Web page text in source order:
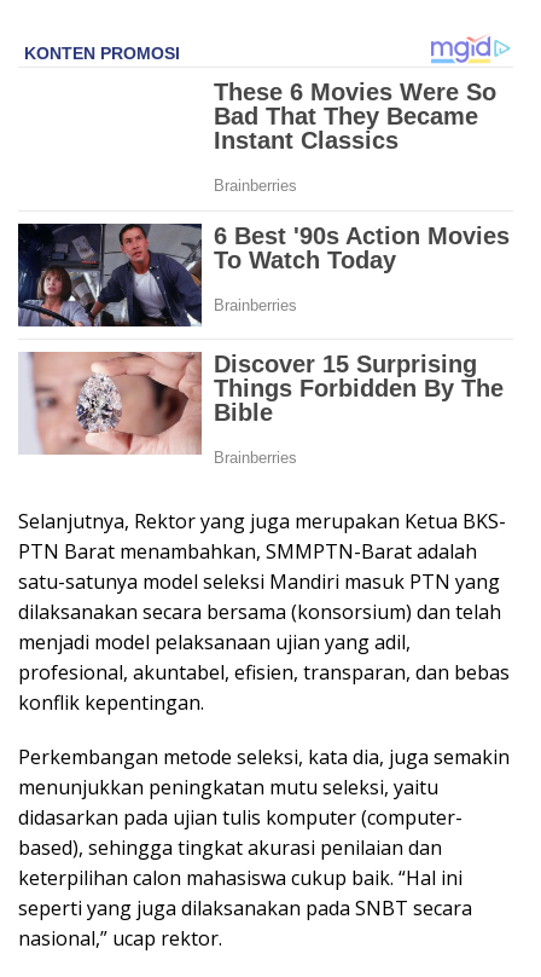
Selanjutnya, Rektor yang juga merupakan Ketua BKS-
PTN Barat menambahkan, SMMPTN-Barat adalah
satu-satunya model seleksi Mandiri masuk PTN yang
dilaksanakan secara bersama (konsorsium) dan telah
menjadi model pelaksanaan ujian yang adil,
profesional, akuntabel, efisien, transparan, dan bebas
konflik kepentingan.
Perkembangan metode seleksi, kata dia, juga semakin
menunjukkan peningkatan mutu seleksi, yaitu
didasarkan pada ujian tulis komputer (computer-
based), sehingga tingkat akurasi penilaian dan
keterpilihan calon mahasiswa cukup baik. “Hal ini
seperti yang juga dilaksanakan pada SNBT secara
nasional,” ucap rektor.